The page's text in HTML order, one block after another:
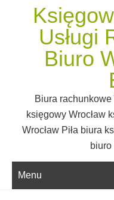
Usługi
Biuro
Biura rachunkowe
księgowy Wrocław
Wrocław Piła biura
Menu